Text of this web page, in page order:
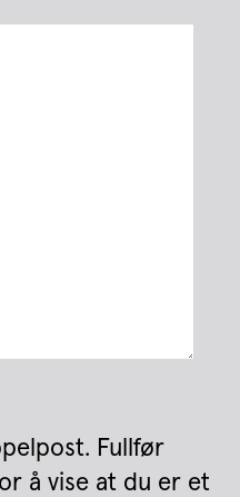
Fullfør
å vise at du er et